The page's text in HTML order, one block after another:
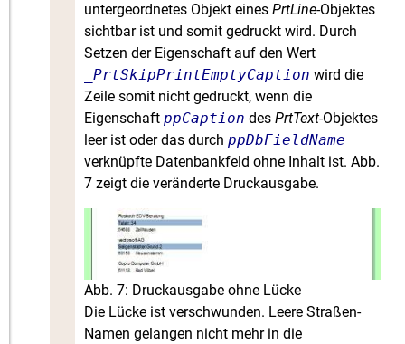
untergeordnetes Objekt einesPrtLine-Objektes
sichtbar ist und somit gedruckt wird. Durch
Setzen der Eigenschaft auf den Wert
_PrtSkipPrintEmptyCaption wird die
Zeile somit nicht gedruckt, wenn die
EigenschaftppCaption desPrtText-Objektes
leer ist oder das durchppDbFieldName
verknüpfte Datenbankfeld ohne Inhalt ist. Abb.
7 zeigt die veränderte Druckausgabe.
Abb. 7: Druckausgabe ohne Lücke
Die Lücke ist verschwunden. Leere Straßen-
Namen gelangen nicht mehr in die